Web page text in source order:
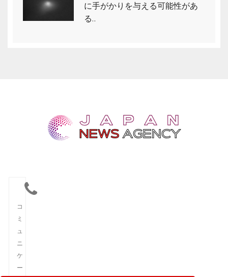
に手がかりを与える可能性があ
る..
コ
ミ
ュ
ニ
ケ
ー